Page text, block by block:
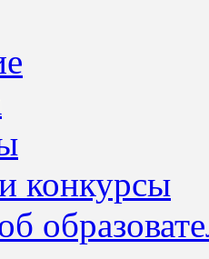
конкурсы